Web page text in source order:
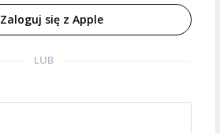
Zaloguj się z Apple
LUB